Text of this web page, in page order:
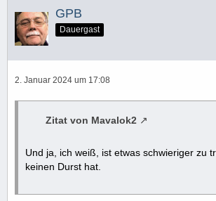
GPB
Dauergast
2. Januar 2024 um 17:08
Zitat von Mavalok2
Und ja, ich weiß, ist etwas schwieriger zu
keinen Durst hat.